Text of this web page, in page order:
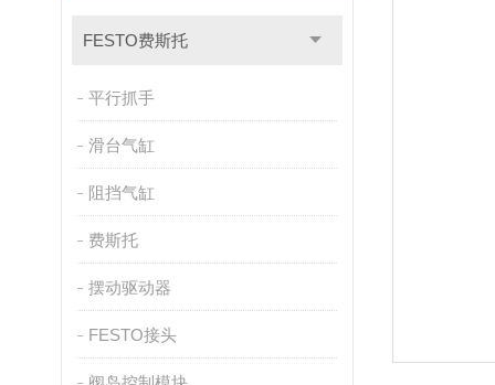
FESTO费斯托
平行抓手
滑台气缸
阻挡气缸
费斯托
摆动驱动器
FESTO接头